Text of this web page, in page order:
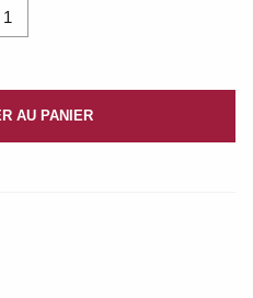
1
AU PANIER